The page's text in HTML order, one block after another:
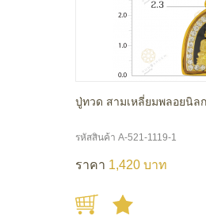
ปู่ทวด สามเหลี่ยมพลอยนิลก
รหัสสินค้า A-521-1119-1
ราคา 1,420 บาท